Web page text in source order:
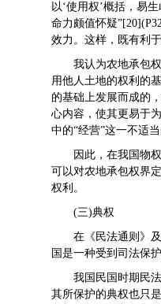
以‘使用权’概括，易
命力颇值怀疑
效力。这样，既有利
我认为农地承包
用他人土地的权利的
的基础上发展而成的
心内容，使其更易于
中的“经营”这一不适
因此，在我国物
可以对农地承包权界
权利。
(三)典权
在《民法通则》
国是一种受到司法保
我国民国时期民
其所保护的典权也只